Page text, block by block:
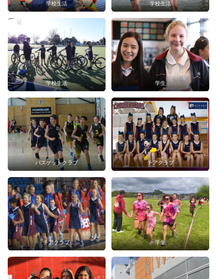
学校生活 学校生活
学校生活 学生
バスケットクラブ チアクラブ
チアクラブ 学生